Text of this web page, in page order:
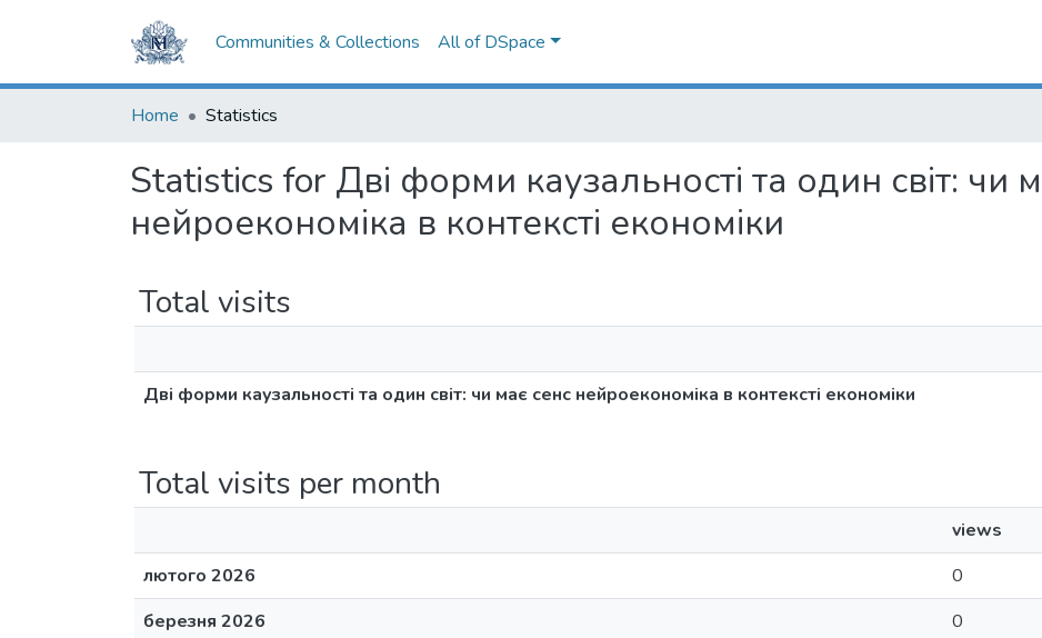
Communities & Collections All of DSpace
Home Statistics
Statistics for Дві форми каузальності та один світ: чи
нейроекономіка в контексті економіки
Total visits
Дві форми каузальності та один світ: чи має сенс нейроекономіка в контексті економіки
Total visits per month
views
лютого 2026
0
березня 2026
0